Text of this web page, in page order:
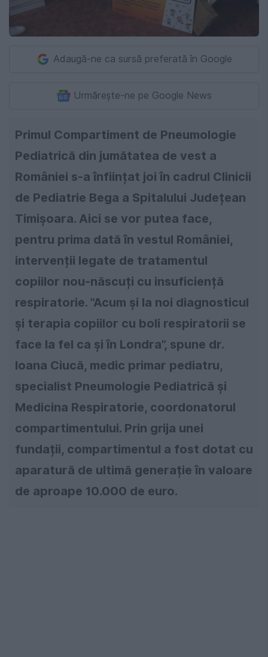
Adaugă-ne ca sursă preferată în Google
Urmărește-ne pe Google News
Primul Compartiment de Pneumologie
Pediatrică din jumătatea de vest a
României s-a înființat joi în cadrul Clinicii
de Pediatrie Bega a Spitalului Județean
Timișoara. Aici se vor putea face,
pentru prima dată în vestul României,
intervenții legate de tratamentul
copiilor nou-născuți cu insuficiență
respiratorie. ”Acum și la noi diagnosticul
și terapia copiilor cu boli respiratorii se
face la fel ca și în Londra”, spune dr.
Ioana Ciucă, medic primar pediatru,
specialist Pneumologie Pediatrică și
Medicina Respiratorie, coordonatorul
compartimentului. Prin grija unei
fundații, compartimentul a fost dotat cu
aparatură de ultimă generație în valoare
de aproape 10.000 de euro.